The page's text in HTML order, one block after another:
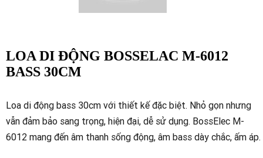
LOA DI ĐỘNG BOSSELAC M-6012
BASS 30CM
Loa di động bass 30cm với thiết kế đặc biệt. Nhỏ gọn nhưng
vẫn đảm bảo sang trọng, hiện đại, dễ sử dụng. BossElec M-
6012 mang đến âm thanh sống động, âm bass dày chắc, ấm áp.